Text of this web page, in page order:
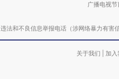
广播电视
违法和不良信息举报电话（涉网络暴力有
关于我们 加入